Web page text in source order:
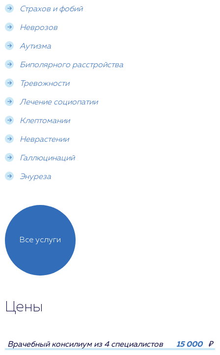
Страхов и фобий
Неврозов
Аутизма
Биполярного расстройства
Тревожности
Лечение социопатии
Клептомании
Неврастении
Галлюцинаций
Энуреза
Все услуги
Цены
Врачебный консилиум из 4 специалистов 15 000 ₽